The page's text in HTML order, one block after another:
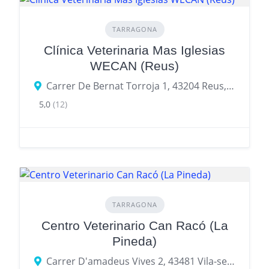
TARRAGONA
Clínica Veterinaria Mas Iglesias
WECAN (Reus)
Carrer De Bernat Torroja 1, 43204 Reus, provincia de Tarragona, España
5,0 (12)
TARRAGONA
Centro Veterinario Can Racó (La
Pineda)
Carrer D'amadeus Vives 2, 43481 Vila-seca, provincia de Tarragona, España